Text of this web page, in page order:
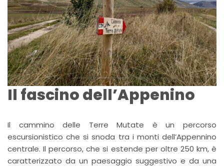
Il fascino dell’Appenino
Il cammino delle Terre Mutate è un percorso
escursionistico che si snoda tra i monti dell’Appennino
centrale. Il percorso, che si estende per oltre 250 km, è
caratterizzato da un paesaggio suggestivo e da una